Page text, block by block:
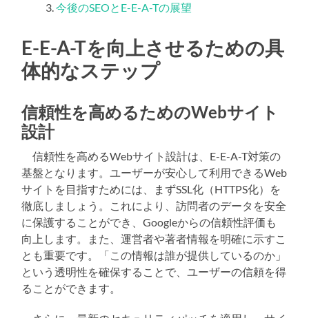
今後のSEOとE-E-A-Tの展望
E-E-A-Tを向上させるための具
体的なステップ
信頼性を高めるためのWebサイト
設計
信頼性を高めるWebサイト設計は、E-E-A-T対策の
基盤となります。ユーザーが安心して利用できるWeb
サイトを目指すためには、まずSSL化（HTTPS化）を
徹底しましょう。これにより、訪問者のデータを安全
に保護することができ、Googleからの信頼性評価も
向上します。また、運営者や著者情報を明確に示すこ
とも重要です。「この情報は誰が提供しているのか」
という透明性を確保することで、ユーザーの信頼を得
ることができます。